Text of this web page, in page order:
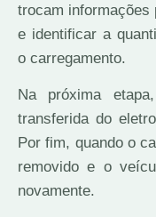
trocam informações
e identificar a
o carregamento.
Na próxima
transferida do
Por fim, quando o
removido e o
novamente.